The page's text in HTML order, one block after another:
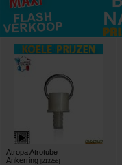
Atropa Atrotube
Ankerring [213256]